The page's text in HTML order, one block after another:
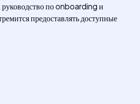
руководство по onboarding и
предоставлять доступные